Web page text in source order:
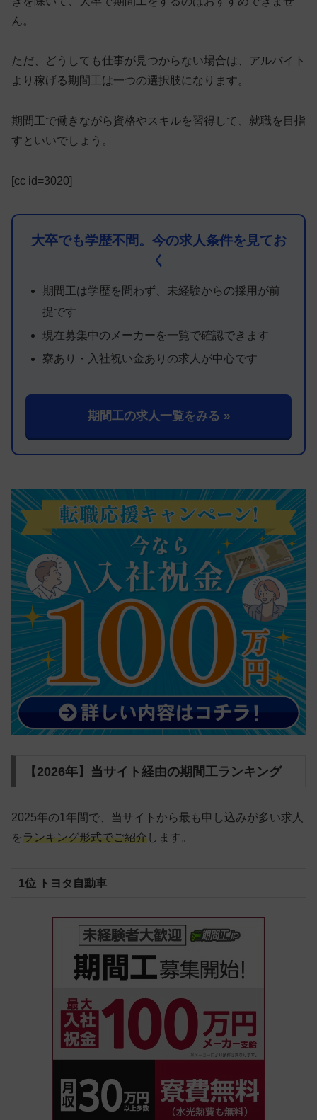
ん。
ただ、どうしても仕事が見つからない場合は、
アルバイト
より稼げる期間工は一つの選択肢になります。
期間工で働きながら資格やスキルを習得して、就職を目指
すといいでしょう。
[cc id=3020]
大卒でも学歴不問。今の求人条件を見てお
く
期間工は学歴を問わず、未経験からの採用が前
提です
現在募集中のメーカーを一覧で確認できます
寮あり・入社祝い金ありの求人が中心です
期間工の求人一覧をみる »
【2026年】当サイト経由の期間工ランキング
2025年の1年間で、当サイトから最も申し込みが多い求人
をランキング形式でご紹介 します。
1位 トヨタ自動車